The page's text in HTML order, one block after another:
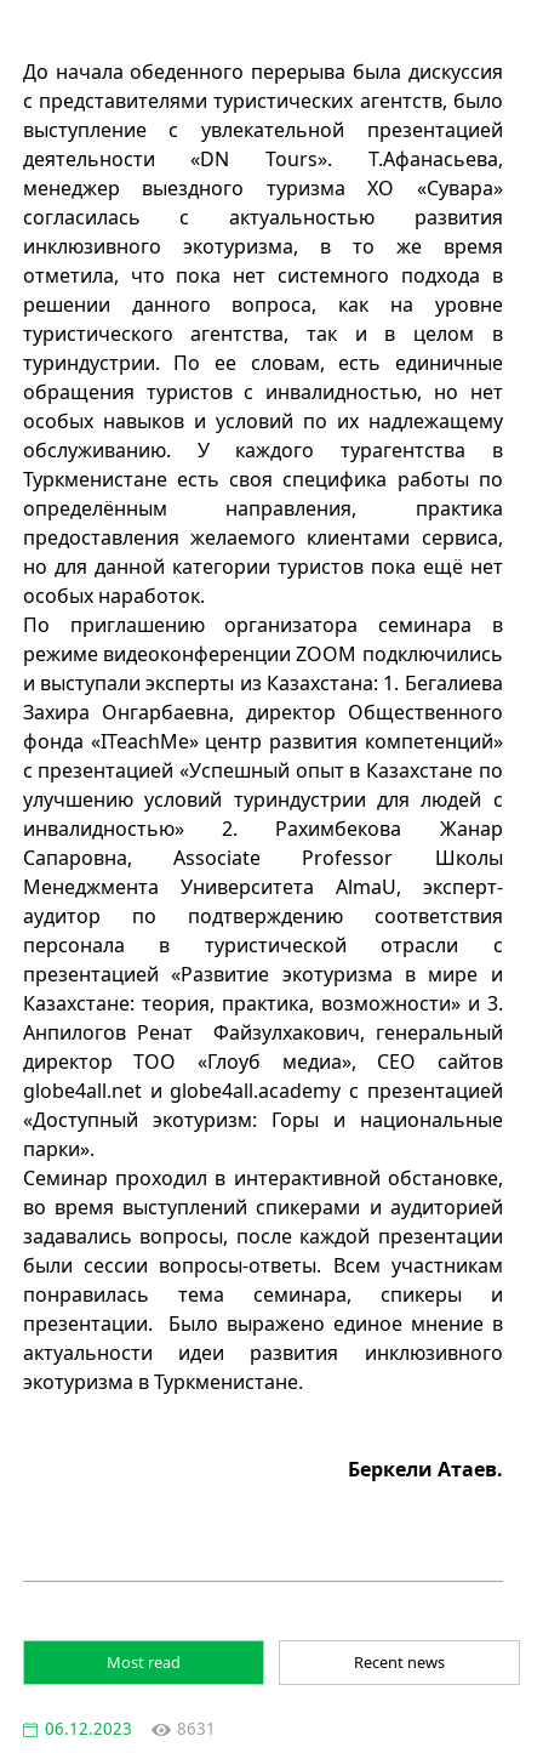
До начала обеденного перерыва была дискуссия
с представителями туристических агентств, было
выступление с увлекательной презентацией
деятельности «DN Tours». Т.Афанасьева,
менеджер выездного туризма ХО «Сувара»
согласилась с актуальностью развития
инклюзивного экотуризма, в то же время
отметила, что пока нет системного подхода в
решении данного вопроса, как на уровне
туристического агентства, так и в целом в
туриндустрии. По ее словам, есть единичные
обращения туристов с инвалидностью, но нет
особых навыков и условий по их надлежащему
обслуживанию. У каждого турагентства в
Туркменистане есть своя специфика работы по
определённым направления, практика
предоставления желаемого клиентами сервиса,
но для данной категории туристов пока ещё нет
особых наработок.
По приглашению организатора семинара в
режиме видеоконференции ZOOM подключились
и выступали эксперты из Казахстана: 1. Бегалиева
Захира Онгарбаевна, директор Общественного
фонда «ITeachMe» центр развития компетенций»
с презентацией «Успешный опыт в Казахстане по
улучшению условий туриндустрии для людей с
инвалидностью» 2. Рахимбекова Жанар
Сапаровна, Associate Professor Школы
Менеджмента Университета AlmaU, эксперт-
аудитор по подтверждению соответствия
персонала в туристической отрасли с
презентацией «Развитие экотуризма в мире и
Казахстане: теория, практика, возможности» и 3.
Анпилогов Ренат Файзулхакович, генеральный
директор ТОО «Глоуб медиа», СЕО сайтов
globe4all.net и globe4all.academy с презентацией
«Доступный экотуризм: Горы и национальные
парки».
Семинар проходил в интерактивной обстановке,
во время выступлений спикерами и аудиторией
задавались вопросы, после каждой презентации
были сессии вопросы-ответы. Всем участникам
понравилась тема семинара, спикеры и
презентации. Было выражено единое мнение в
актуальности идеи развития инклюзивного
экотуризма в Туркменистане.
Беркели Атаев.
Most read Recent news
06.12.2023 8631